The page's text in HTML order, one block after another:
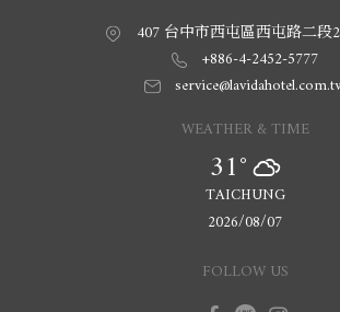
407 台中市西屯區西屯路二段
+886-4-2452-5777
31°
TAICHUNG
2026/08/07